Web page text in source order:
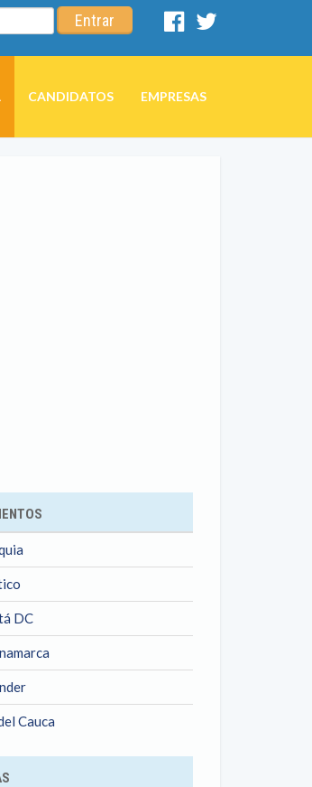
Entrar
Facebook
CANDIDATOS EMPRESAS
DC
Cauca